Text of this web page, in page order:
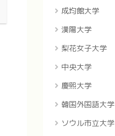
成均館大学
漢陽大学
梨花女子大学
中央大学
慶煕大学
韓国外国語大学
ソウル市立大学